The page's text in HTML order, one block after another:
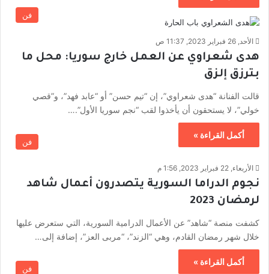
فن
الأحد, 26 فبراير 2023, 11:37 ص
هدى شعراوي عن العمل خارج سوريا: محل ما
بترزق إلزق
قالت الفنانة “هدى شعراوي”، إن “تيم حسن” أو “عابد فهد”، و”قصي
خولي”، لا يستحقون أن يأخذوا لقب “نجم سوريا الأول”.…
أكمل القراءة »
فن
الأربعاء, 22 فبراير 2023, 1:56 م
نجوم الدراما السورية يتصدرون أعمال شاهد
لرمضان 2023
كشفت منصة “شاهد” عن الأعمال الدرامية السورية، التي ستعرض عليها
خلال شهر رمضان القادم، وهي “الزند”، “مربى العز”، إضافة إلى…
أكمل القراءة »
فن